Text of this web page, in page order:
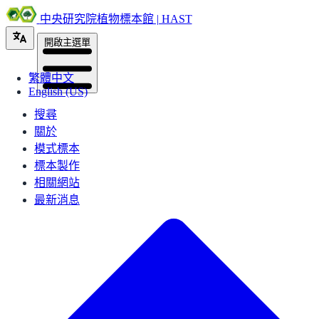
中央研究院植物標本館 | HAST
繁體中文
English (US)
開啟主選單
搜尋
關於
模式標本
標本製作
相關網站
最新消息